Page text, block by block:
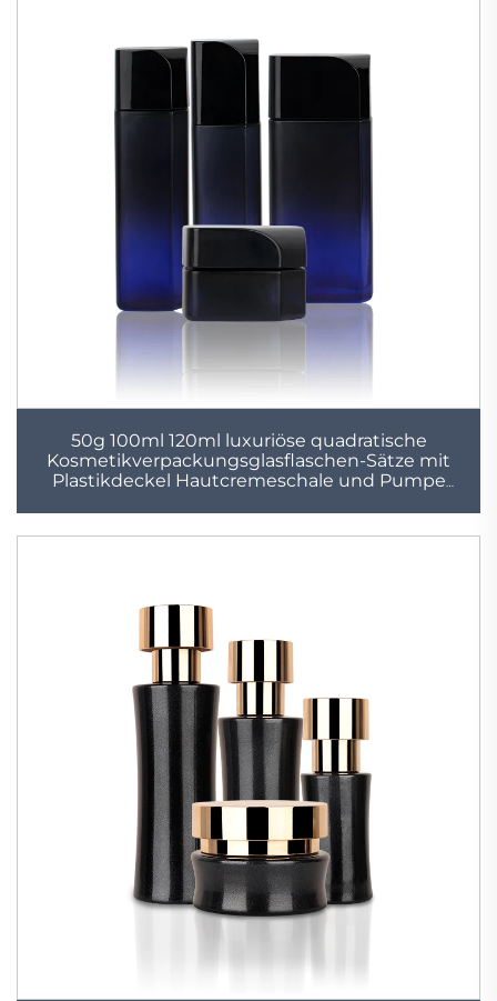
50g 100ml 120ml luxuriöse quadratische
Kosmetikverpackungsglasflaschen-Sätze mit
Plastikdeckel Hautcremeschale und Pumpe